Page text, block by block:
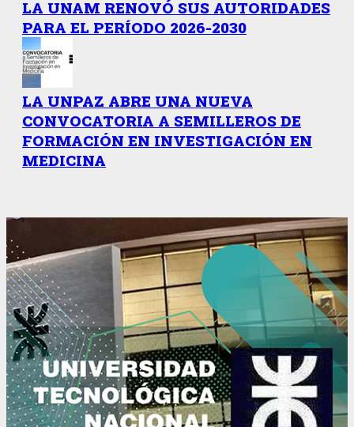
LA UNAM RENOVÓ SUS AUTORIDADES
PARA EL PERÍODO 2026-2030
LA UNPAZ ABRE UNA NUEVA
CONVOCATORIA A SEMILLEROS DE
FORMACIÓN EN INVESTIGACIÓN EN
MEDICINA